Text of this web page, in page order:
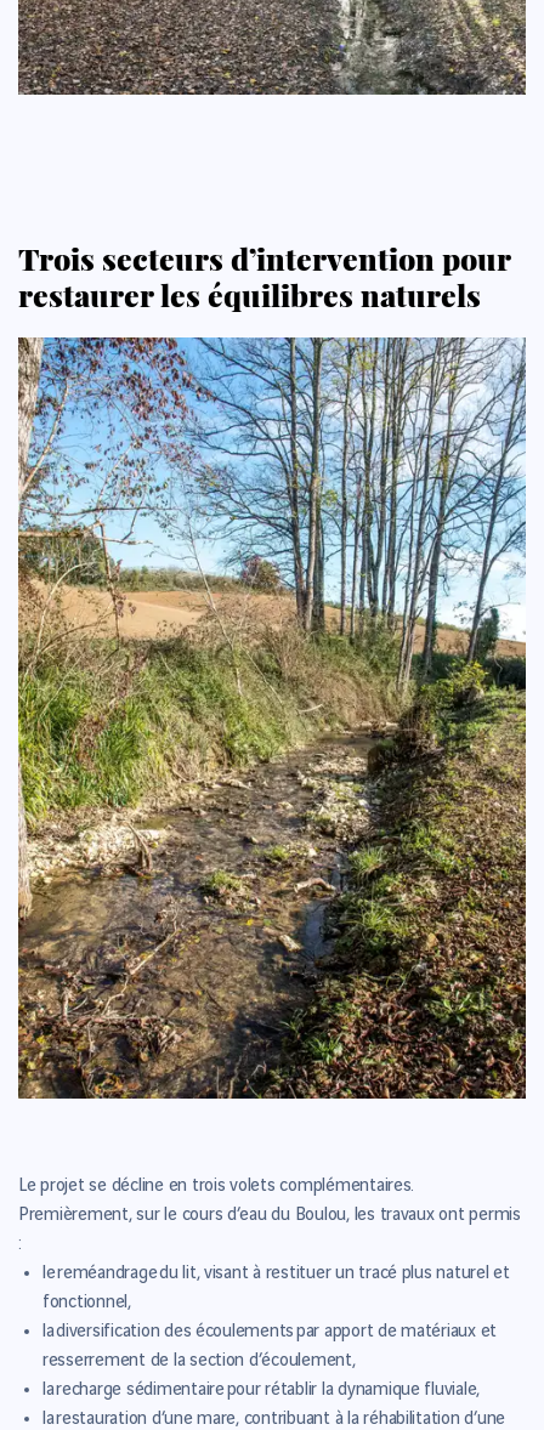
Trois secteurs d’intervention pour
restaurer les équilibres naturels
Le projet se décline en trois volets complémentaires.
Premièrement, sur le cours d’eau du Boulou, les travaux ont permis
:
le reméandrage du lit, visant à restituer un tracé plus naturel et
fonctionnel,
la diversification des écoulements par apport de matériaux et
resserrement de la section d’écoulement,
la recharge sédimentaire pour rétablir la dynamique fluviale,
la restauration d’une mare, contribuant à la réhabilitation d’une